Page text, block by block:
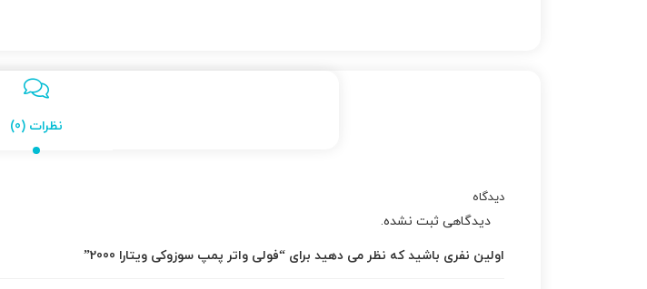
نظرات (0)
دیدگاه
دیدگاهی ثبت نشده.
اولین نفری باشید که نظر می دهید برای “فولی واتر پمپ سوزوکی ویتارا 2000”